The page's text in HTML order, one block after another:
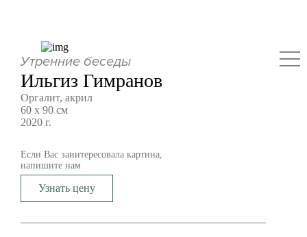
Утренние беседы
Ильгиз Гимранов
Оргалит, акрил
60 х 90 см
2020 г.
Если Вас заинтересовала картина,
напишите нам
Узнать цену